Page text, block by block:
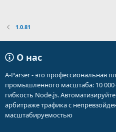
1.0.81
О нас
A-Parser - это профессиональная
промышленного масштаба: 10
гибкость Node.js.
арбитраже трафика с
масштабируемостью